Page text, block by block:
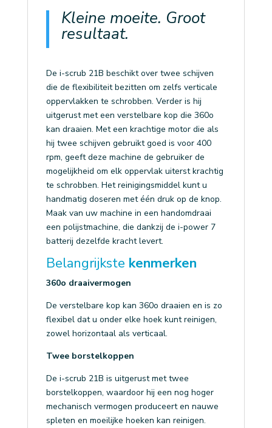
Kleine moeite. Groot
resultaat.
De i-scrub 21B beschikt over twee schijven
die de flexibiliteit bezitten om zelfs verticale
oppervlakken te schrobben. Verder is hij
uitgerust met een verstelbare kop die 360o
kan draaien. Met een krachtige motor die als
hij twee schijven gebruikt goed is voor 400
rpm, geeft deze machine de gebruiker de
mogelijkheid om elk oppervlak uiterst krachtig
te schrobben. Het reinigingsmiddel kunt u
handmatig doseren met één druk op de knop.
Maak van uw machine in een handomdraai
een polijstmachine, die dankzij de i-power 7
batterij dezelfde kracht levert.
Belangrijkste kenmerken
360o draaivermogen
De verstelbare kop kan 360o draaien en is zo
flexibel dat u onder elke hoek kunt reinigen,
zowel horizontaal als verticaal.
Twee borstelkoppen
De i-scrub 21B is uitgerust met twee
borstelkoppen, waardoor hij een nog hoger
mechanisch vermogen produceert en nauwe
spleten en moeilijke hoeken kan reinigen.